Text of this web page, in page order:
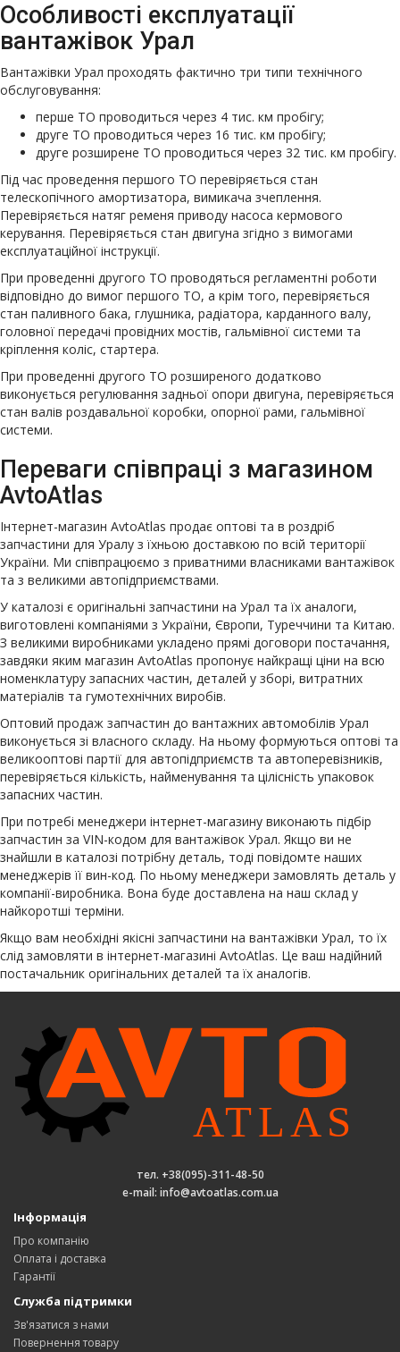
Особливості експлуатації
вантажівок Урал
Вантажівки Урал проходять фактично три типи технічного
обслуговування:
перше ТО проводиться через 4 тис. км пробігу;
друге ТО проводиться через 16 тис. км пробігу;
друге розширене ТО проводиться через 32 тис. км пробігу.
Під час проведення першого ТО перевіряється стан
телескопічного амортизатора, вимикача зчеплення.
Перевіряється натяг ременя приводу насоса кермового
керування. Перевіряється стан двигуна згідно з вимогами
експлуатаційної інструкції.
При проведенні другого ТО проводяться регламентні роботи
відповідно до вимог першого ТО, а крім того, перевіряється
стан паливного бака, глушника, радіатора, карданного валу,
головної передачі провідних мостів, гальмівної системи та
кріплення коліс, стартера.
При проведенні другого ТО розширеного додатково
виконується регулювання задньої опори двигуна, перевіряється
стан валів роздавальної коробки, опорної рами, гальмівної
системи.
Переваги співпраці з магазином
AvtoAtlas
Інтернет-магазин AvtoAtlas продає оптові та в роздріб
запчастини для Уралу з їхньою доставкою по всій території
України. Ми співпрацюємо з приватними власниками вантажівок
та з великими автопідприємствами.
У каталозі є оригінальні запчастини на Урал та їх аналоги,
виготовлені компаніями з України, Європи, Туреччини та Китаю.
З великими виробниками укладено прямі договори постачання,
завдяки яким магазин AvtoAtlas пропонує найкращі ціни на всю
номенклатуру запасних частин, деталей у зборі, витратних
матеріалів та гумотехнічних виробів.
Оптовий продаж запчастин до вантажних автомобілів Урал
виконується зі власного складу. На ньому формуються оптові та
великооптові партії для автопідприємств та автоперевізників,
перевіряється кількість, найменування та цілісність упаковок
запасних частин.
При потребі менеджери інтернет-магазину виконають підбір
запчастин за VIN-кодом для вантажівок Урал. Якщо ви не
знайшли в каталозі потрібну деталь, тоді повідомте наших
менеджерів її вин-код. По ньому менеджери замовлять деталь у
компанії-виробника. Вона буде доставлена на наш склад у
найкоротші терміни.
Якщо вам необхідні якісні запчастини на вантажівки Урал, то їх
слід замовляти в інтернет-магазині AvtoAtlas. Це ваш надійний
постачальник оригінальних деталей та їх аналогів.
тел. +38(095)-311-48-50
e-mail: info@avtoatlas.com.ua
Інформація
Про компанію
Оплата і доставка
Гарантії
Служба підтримки
Зв'язатися з нами
Повернення товару